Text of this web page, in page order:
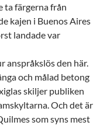
ta färgerna från
kajen i Buenos Aires
landade var
anspråkslös den här.
och målad betong
skiljer publiken
Och det är
som syns mest